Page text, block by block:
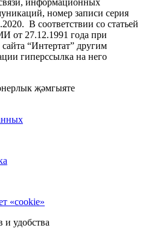
номер записи серия
В соответствии со статьей
от 27.12.1991 года при
“Интертат” другим
гиперссылка на него
җәмгыяте
«cookie»
и удобства